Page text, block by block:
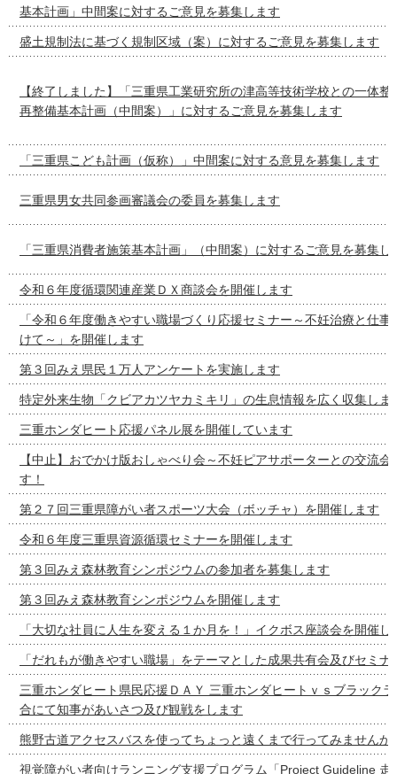
基本計画」中間案に対するご意見を募集します
盛土規制法に基づく規制区域（案）に対するご意見を募集します
【終了しました】「三重県工業研究所の津高等技術学校との一体
再整備基本計画（中間案）」に対するご意見を募集します
「三重県こども計画（仮称）」中間案に対する意見を募集します
三重県男女共同参画審議会の委員を募集します
「三重県消費者施策基本計画」（中間案）に対するご意見を募集し
令和６年度循環関連産業ＤＸ商談会を開催します
「令和６年度働きやすい職場づくり応援セミナー～不妊治療と仕
けて～」を開催します
第３回みえ県民１万人アンケートを実施します
特定外来生物「クビアカツヤカミキリ」の生息情報を広く収集しま
三重ホンダヒート応援パネル展を開催しています
【中止】おでかけ版おしゃべり会～不妊ピアサポーターとの交流会
す！
第２７回三重県障がい者スポーツ大会（ボッチャ）を開催します
令和６年度三重県資源循環セミナーを開催します
第３回みえ森林教育シンポジウムの参加者を募集します
第３回みえ森林教育シンポジウムを開催します
「大切な社員に人生を変える１か月を！」イクボス座談会を開催し
「だれもが働きやすい職場」をテーマとした成果共有会及びセミ
三重ホンダヒート県民応援ＤＡＹ 三重ホンダヒートｖｓブラック
合にて知事があいさつ及び観戦をします
熊野古道アクセスバスを使ってちょっと遠くまで行ってみませんか
視覚障がい者向けランニング支援プログラム「Project Guideline 走